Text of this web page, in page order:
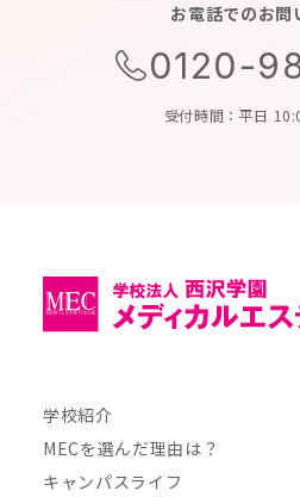
お電話でのお問
0120-
受付時間：平日
学校紹介
MECを選んだ理由は？
キャンパスライフ